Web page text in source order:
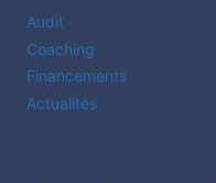
Audit
Coaching
Financements
Actualités